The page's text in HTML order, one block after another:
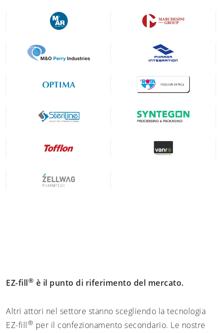
EZ-fill® è il punto di riferimento del mercato.
Altri attori nel settore stanno scegliendo la tecnologia
EZ-fill® per il confezionamento secondario. Le nostre